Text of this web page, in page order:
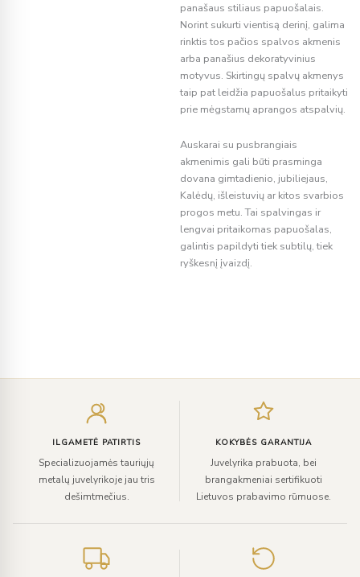
panašaus stiliaus papuošalais.
Norint sukurti vientisą derinį, galima
rinktis tos pačios spalvos akmenis
arba panašius dekoratyvinius
motyvus. Skirtingų spalvų akmenys
taip pat leidžia papuošalus pritaikyti
prie mėgstamų aprangos atspalvių.
Auskarai su pusbrangiais
akmenimis gali būti prasminga
dovana gimtadienio, jubiliejaus,
Kalėdų, išleistuvių ar kitos svarbios
progos metu. Tai spalvingas ir
lengvai pritaikomas papuošalas,
galintis papildyti tiek subtilų, tiek
ryškesnį įvaizdį.
ILGAMETĖ PATIRTIS
Specializuojamės tauriųjų
metalų juvelyrikoje jau tris
dešimtmečius.
KOKYBĖS GARANTIJA
Juvelyrika prabuota, bei
brangakmeniai sertifikuoti
Lietuvos prabavimo rūmuose.